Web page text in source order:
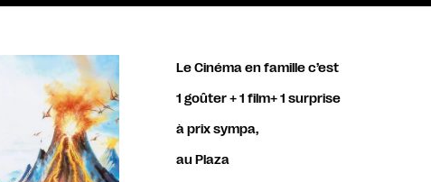
Le Cinéma en famille c’est
1 goûter + 1 film+ 1 surprise
à prix sympa,
au Plaza